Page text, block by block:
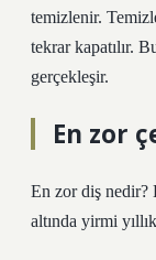
temizlenir.
tekrar kapatılır.
gerçekleşir.
En zor
En zor diş nedir?
altında yirmi